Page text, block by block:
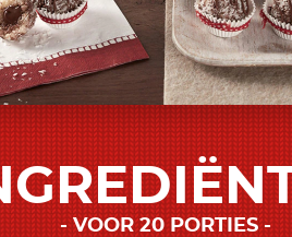
VOOR 20 PORTIES